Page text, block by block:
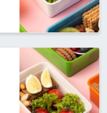
2026}